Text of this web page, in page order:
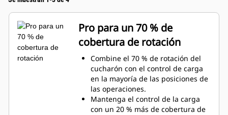
Pro para un 70 % de
cobertura de rotación
Combine el 70 % de rotación del
cucharón con el control de carga
en la mayoría de las posiciones de
las operaciones.
Mantenga el control de la carga
con un 20 % más de cobertura de